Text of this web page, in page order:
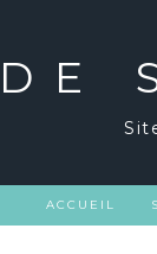
ACCUEIL